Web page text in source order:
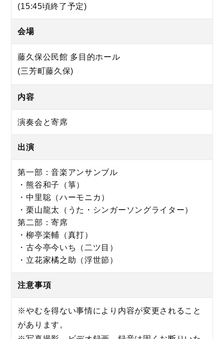
(15:45頃終了予定)
会場
藤久保公民館 多目的ホール
(三芳町藤久保)
内容
演奏会と寄席
出演
第一部：音楽アンサンブル
・熊谷和子（箏）
・中里聡（ハーモニカ）
・栗山龍太（うた・シンガーソングライター）
第二部：寄席
・柳亭楽輔（真打）
・古今亭今いち（二ツ目）
・立花家橘之助（浮世節）
注意事項
※やむを得ない事情により内容が変更されること
があります。